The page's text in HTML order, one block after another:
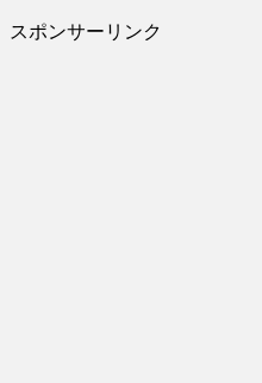
スポンサーリンク